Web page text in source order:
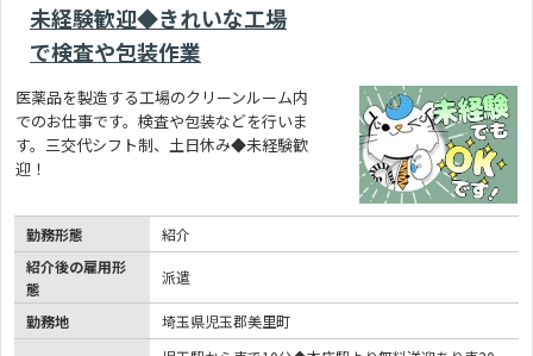
未経験歓迎◆きれいな工場
で検査や包装作業
医薬品を製造する工場のクリーンルーム内
でのお仕事です。検査や包装などを行いま
す。三交代シフト制、土日休み◆未経験歓
迎！
勤務形態
紹介
紹介後の雇用形
態
派遣
勤務地
埼玉県児玉郡美里町